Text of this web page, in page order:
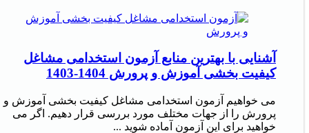
آشنایی با بهترین منابع آزمون استخدامی مشاغل
کیفیت بخشی آموزش و پرورش 1404-1403
می خواهیم آزمون استخدامی مشاغل کیفیت بخشی آموزش و
پرورش را از جهات مختلف مورد بررسی قرار دهیم. اگر می
خواهید برای این آزمون آماده شوید ...